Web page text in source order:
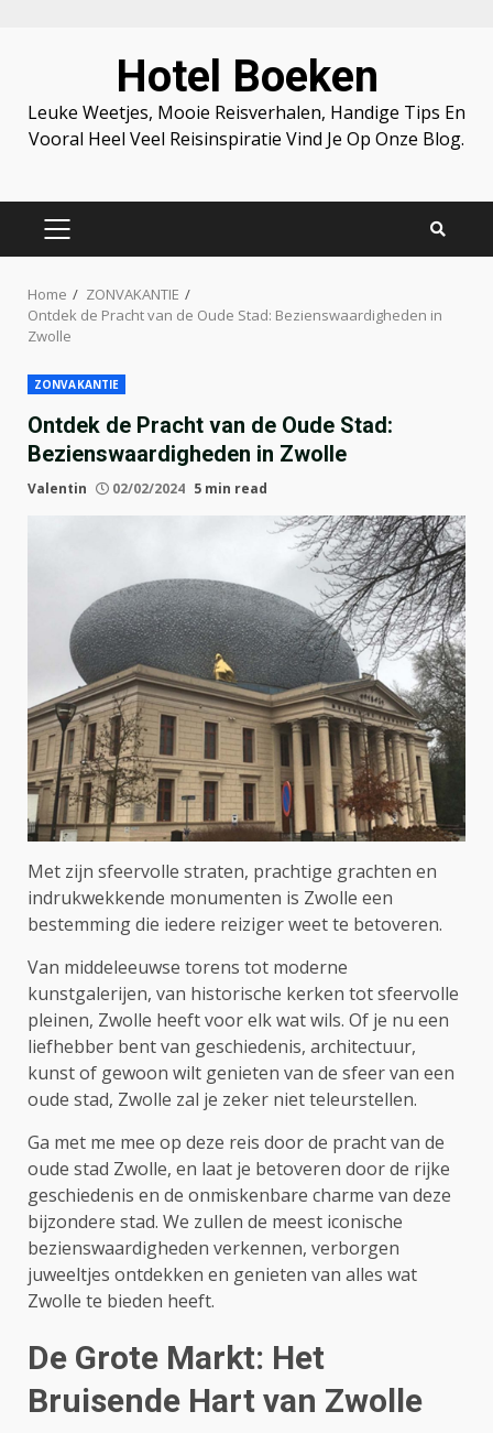
Hotel Boeken
Leuke Weetjes, Mooie Reisverhalen, Handige Tips En
Vooral Heel Veel Reisinspiratie Vind Je Op Onze Blog.
PRIMARY
Home
ZONVAKANTIE
Ontdek de Pracht van de Oude Stad: Bezienswaardigheden in
Zwolle
ZONVAKANTIE
Ontdek de Pracht van de Oude Stad:
Bezienswaardigheden in Zwolle
Valentin 02/02/2024 5 min read
Met zijn sfeervolle straten, prachtige grachten en
indrukwekkende monumenten is Zwolle een
bestemming die iedere reiziger weet te betoveren.
Van middeleeuwse torens tot moderne
kunstgalerijen, van historische kerken tot sfeervolle
pleinen, Zwolle heeft voor elk wat wils. Of je nu een
liefhebber bent van geschiedenis, architectuur,
kunst of gewoon wilt genieten van de sfeer van een
oude stad, Zwolle zal je zeker niet teleurstellen.
Ga met me mee op deze reis door de pracht van de
oude stad Zwolle, en laat je betoveren door de rijke
geschiedenis en de onmiskenbare charme van deze
bijzondere stad. We zullen de meest iconische
bezienswaardigheden verkennen, verborgen
juweeltjes ontdekken en genieten van alles wat
Zwolle te bieden heeft.
De Grote Markt: Het
Bruisende Hart van Zwolle